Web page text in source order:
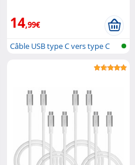
14,99€
Câble USB type C vers type C